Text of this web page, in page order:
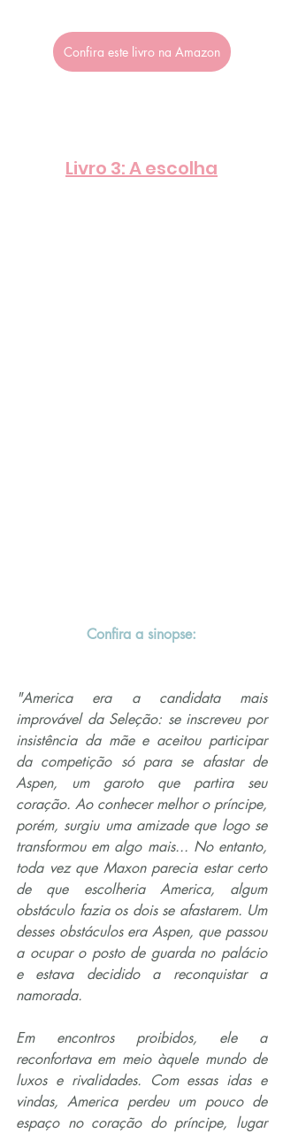
Confira este livro na Amazon
Livro 3: A escolha
Confira a sinopse:
"America era a candidata mais
improvável da Seleção: se inscreveu por
insistência da mãe e aceitou participar
da competição só para se afastar de
Aspen, um garoto que partira seu
coração. Ao conhecer melhor o príncipe,
porém, surgiu uma amizade que logo se
transformou em algo mais... No entanto,
toda vez que Maxon parecia estar certo
de que escolheria America, algum
obstáculo fazia os dois se afastarem. Um
desses obstáculos era Aspen, que passou
a ocupar o posto de guarda no palácio
e estava decidido a reconquistar a
namorada.
Em encontros proibidos, ele a
reconfortava em meio àquele mundo de
luxos e rivalidades. Com essas idas e
vindas, America perdeu um pouco de
espaço no coração do príncipe, lugar